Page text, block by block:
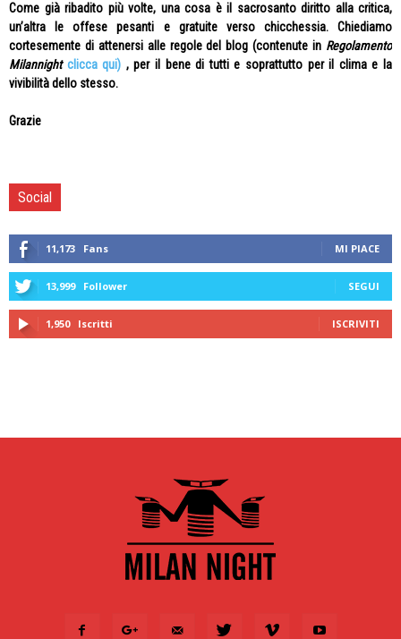
Come già ribadito più volte, una cosa è il sacrosanto diritto alla critica,
un’altra le offese pesanti e gratuite verso chicchessia. Chiediamo
cortesemente di attenersi alle regole del blog (contenute in Regolamento
Milannight clicca qui) , per il bene di tutti e soprattutto per il clima e la
vivibilità dello stesso.
Grazie
Social
11,173 Fans MI PIACE
13,999 Follower SEGUI
1,950 Iscritti ISCRIVITI